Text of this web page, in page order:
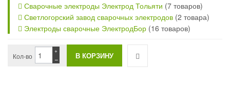
Сварочные электроды Электрод Тольяти (7 товаров)
Светлогорский завод сварочных электродов (2 товара)
Электроды сварочные ЭлектродБор (16 товаров)
Кол-во −
+